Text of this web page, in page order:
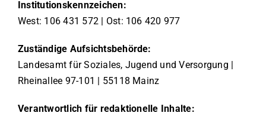
Institutionskennzeichen:
West: 106 431 572 | Ost: 106 420 977
Zuständige Aufsichtsbehörde:
Landesamt für Soziales, Jugend und Versorgung |
Rheinallee 97-101 | 55118 Mainz
Verantwortlich für redaktionelle Inhalte: